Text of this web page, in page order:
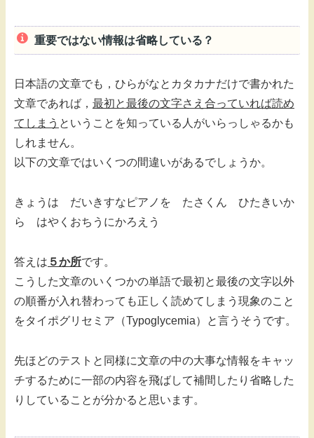
重要ではない情報は省略している？
日本語の文章でも，ひらがなとカタカナだけで書かれた
文章であれば， 最初と最後の文字さえ合っていれば読め
てしまう ということを知っている人がいらっしゃるかも
しれません。
以下の文章ではいくつの間違いがあるでしょうか。
きょうは だいきすなピアノを たさくん ひたきいか
ら はやくおちうにかろえう
答えは ５か所です。
こうした文章のいくつかの単語で最初と最後の文字以外
の順番が入れ替わっても正しく読めてしまう現象のこと
をタイポグリセミア（Typoglycemia）と言うそうです。
先ほどのテストと同様に文章の中の大事な情報をキャッ
チするために一部の内容を飛ばして補間したり省略した
りしていることが分かると思います。